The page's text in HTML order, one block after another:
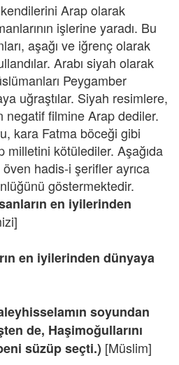
Arap olarak
işlerine yaradı. Bu
aşağı ve iğrenç olarak
Arabı siyah olarak
Peygamber
uğraştılar. Siyah resimlere,
negatif filmine Arap dediler.
kara Fatma böceği gibi
milletini kötülediler. Aşağıda
hadis-i şerifler ayrıca
göstermektedir.
en iyilerinden
en iyilerinden dünyaya
soyundan
de, Haşimoğullarını
süzüp seçti.) [Müslim]